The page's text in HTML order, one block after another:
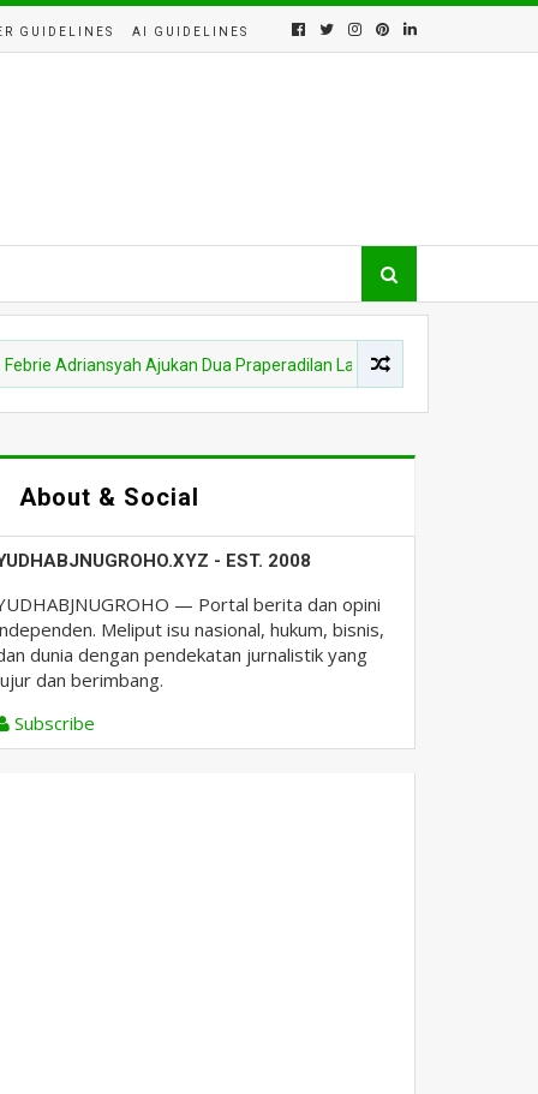
GUIDELINES AI GUIDELINES
Ajukan Dua Praperadilan Lawan Kejagung dan Polri, Sidang
About & Social
- EST. 2008
— Portal berita dan opini
Meliput isu nasional, hukum, bisnis,
dunia dengan pendekatan jurnalistik yang
dan berimbang.
Subscribe